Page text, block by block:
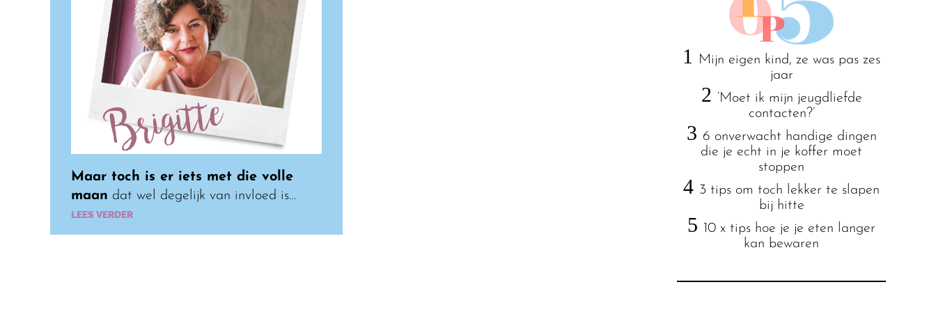
Maar toch is er iets met die volle
maan dat wel degelijk van invloed is…
LEES VERDER
1
Mijn eigen kind, ze was pas zes
jaar
2 ‘Moet ik mijn jeugdliefde
contacten?’
3 6 onverwacht handige dingen
die je echt in je koffer moet
stoppen
4 3 tips om toch lekker te slapen
bij hitte
5 10 x tips hoe je je eten langer
kan bewaren